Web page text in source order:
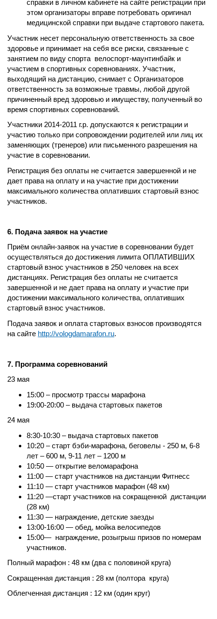
справки в личном кабинете на сайте регистрации при
этом организаторы вправе потребовать оригинал
медицинской справки при выдаче стартового пакета.
Участник несет персональную ответственность за свое
здоровье и принимает на себя все риски, связанные с
занятием по виду спорта велоспорт-маунтинбайк и
участием в спортивных соревнованиях. Участник,
выходящий на дистанцию, снимает с Организаторов
ответственность за возможные травмы, любой другой
причиненный вред здоровью и имуществу, полученный во
время спортивных соревнований.
Участники 2014-2011 г.р. допускаются к регистрации и
участию только при сопровождении родителей или лиц их
заменяющих (тренеров) или письменного разрешения на
участие в соревновании.
Регистрация без оплаты не считается завершенной и не
дает права на оплату и на участие при достижении
максимального количества оплативших стартовый взнос
участников.
6. Подача заявок на участие
Приём онлайн-заявок на участие в соревновании будет
осуществляться до достижения лимита ОПЛАТИВШИХ
стартовый взнос участников в 250 человек на всех
дистанциях. Регистрация без оплаты не считается
завершенной и не дает права на оплату и участие при
достижении максимального количества, оплативших
стартовый взнос участников.
Подача заявок и оплата стартовых взносов производятся
на сайте http://vologdamarafon.ru.
7. Программа соревнований
23 мая
15:00 – просмотр трассы марафона
19:00-20:00 – выдача стартовых пакетов
24 мая
8:30-10:30 – выдача стартовых пакетов
10:20 – старт бэби-марафона, беговелы - 250 м, 6-8
лет – 600 м, 9-11 лет – 1200 м
10:50 — открытие веломарафона
11:00 — старт участников на дистанции Фитнесс
11:10 — старт участников марафон (48 км)
11:20 —старт участников на сокращенной дистанции
(28 км)
11:30 — награждение, детские заезды
13:00-16:00 — обед, мойка велосипедов
15:00— награждение, розыгрыш призов по номерам
участников.
Полный марафон : 48 км (два с половиной круга)
Сокращенная дистанция : 28 км (полтора круга)
Облегченная дистанция : 12 км (один круг)